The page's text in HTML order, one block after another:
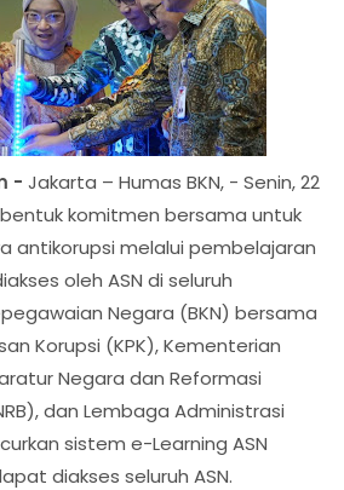
- Jakarta – Humas BKN, - Senin, 22
komitmen bersama untuk
antikorupsi melalui pembelajaran
oleh ASN di seluruh
Negara (BKN) bersama
Korupsi (KPK), Kementerian
Negara dan Reformasi
dan Lembaga Administrasi
sistem e-Learning ASN
diakses seluruh ASN.